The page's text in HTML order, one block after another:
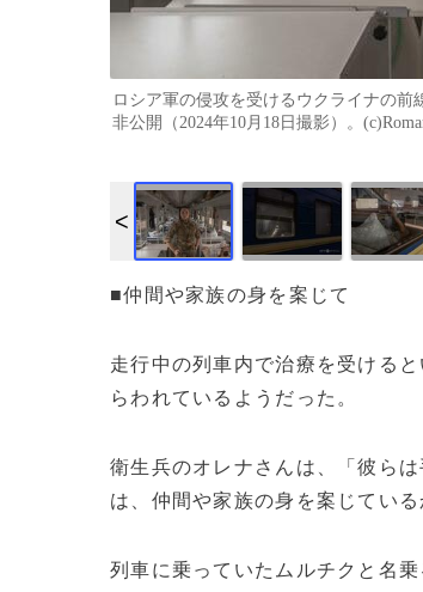
ロシア軍の侵攻を受けるウクライナの
非公開（2024年10月18日撮影）。
■仲間や家族の身を案じて
走行中の列車内で治療を受ける
らわれているようだった。
衛生兵のオレナさんは、「彼ら
は、仲間や家族の身を案じている
列車に乗っていたムルチクと名